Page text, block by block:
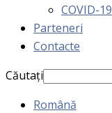
COVID-19
Parteneri
Contacte
Căutați
Română